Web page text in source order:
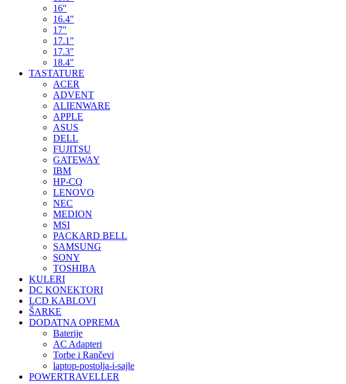
16"
16.4"
17"
17.1"
17.3"
18.4"
TASTATURE
ACER
ADVENT
ALIENWARE
APPLE
ASUS
DELL
FUJITSU
GATEWAY
IBM
HP-CQ
LENOVO
NEC
MEDION
MSI
PACKARD BELL
SAMSUNG
SONY
TOSHIBA
KULERI
DC KONEKTORI
LCD KABLOVI
ŠARKE
DODATNA OPREMA
Baterije
AC Adapteri
Torbe i Rančevi
laptop-postolja-i-sajle
POWERTRAVELLER